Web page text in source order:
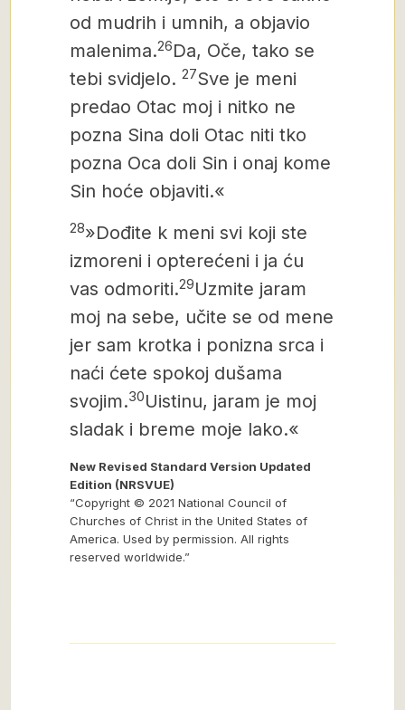
od mudrih i umnih, a objavio
malenima.26Da, Oče, tako se
tebi svidjelo. 27Sve je meni
predao Otac moj i nitko ne
pozna Sina doli Otac niti tko
pozna Oca doli Sin i onaj kome
Sin hoće objaviti.«
28»Dođite k meni svi koji ste
izmoreni i opterećeni i ja ću
vas odmoriti.29Uzmite jaram
moj na sebe, učite se od mene
jer sam krotka i ponizna srca i
naći ćete spokoj dušama
svojim.30Uistinu, jaram je moj
sladak i breme moje lako.«
New Revised Standard Version Updated
Edition (NRSVUE)
“Copyright © 2021 National Council of
Churches of Christ in the United States of
America. Used by permission. All rights
reserved worldwide.”